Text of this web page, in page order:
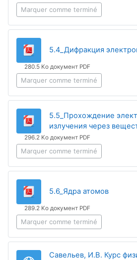
Marquer comme terminé
5.4_Дифракция
280.5 Ko документ PDF
Marquer comme terminé
5.5_Прохождение
излучения через
296.2 Ko документ PDF
Marquer comme terminé
5.6_Ядра атомовFichier
289.2 Ko документ PDF
Marquer comme terminé
Савельев, И.В. Курс